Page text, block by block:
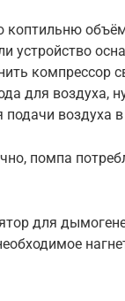
коптильню
устройство
компрессор
для воздуха,
воздуха
помпа
для